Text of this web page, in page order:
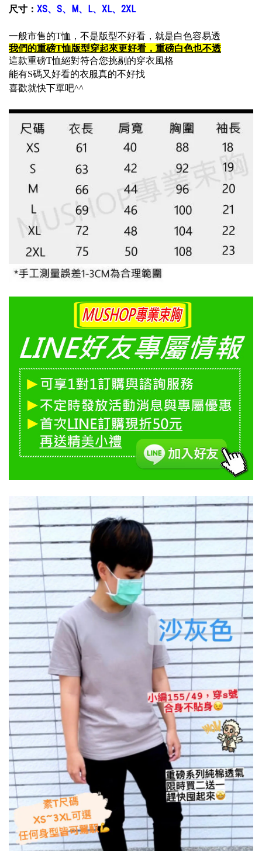
尺寸： XS、S、M、L、XL、2XL
一般市售的T恤，不是版型不好看，就是白色容易透
我們的重磅T恤版型穿起來更好看，重磅白色也不透
這款重磅T恤絕對符合您挑剔的穿衣風格
能有S碼又好看的衣服真的不好找
喜歡就快下單吧^^